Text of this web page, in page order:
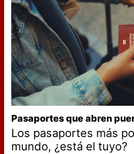
Pasaportes que abren
Los pasaportes más
mundo, ¿está el tuyo?